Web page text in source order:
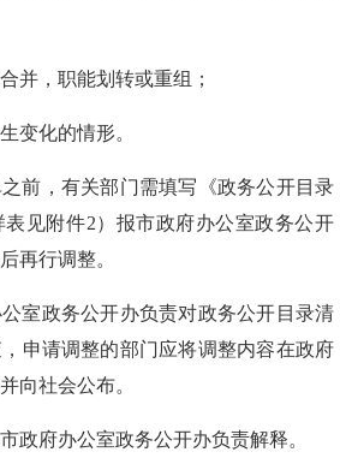
并，职能划转或重组；
变化的情形。
前，有关部门需填写《政务公开目录
见附件2）报市政府办公室政务公开
再行调整。
室政务公开办负责对政务公开目录清
申请调整的部门应将调整内容在政府
向社会公布。
政府办公室政务公开办负责解释。